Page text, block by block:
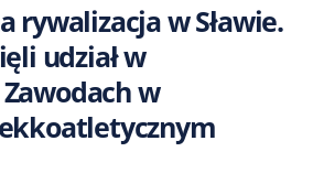
rywalizacja w Sławie.
udział w
w